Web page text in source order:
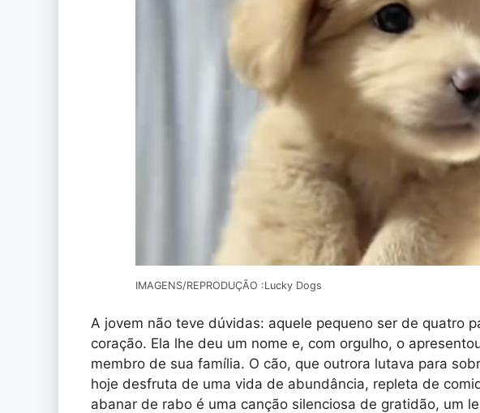
IMAGENS/REPRODUÇÃO :Lucky Dogs
A jovem não teve dúvidas: aquele pequeno ser de quatro
coração. Ela lhe deu um nome e, com orgulho, o
membro de sua família. O cão, que outrora lutava para
hoje desfruta de uma vida de abundância, repleta de
abanar de rabo é uma canção silenciosa de gratidão, um